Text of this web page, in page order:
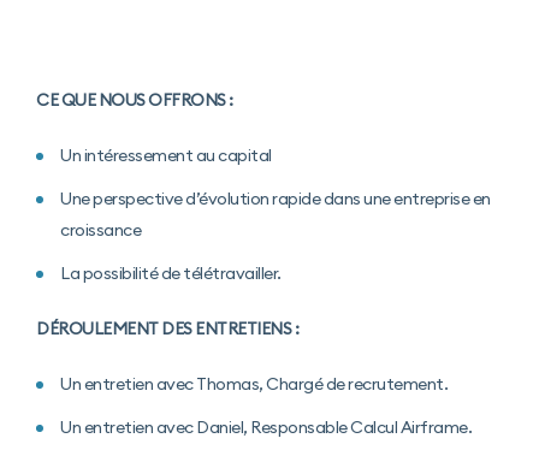
CE QUE NOUS OFFRONS :
Un intéressement au capital
Une perspective d’évolution rapide dans une entreprise en
croissance
La possibilité de télétravailler.
DÉROULEMENT DES ENTRETIENS :
Un entretien avec Thomas, Chargé de recrutement.
Un entretien avec Daniel, Responsable Calcul Airframe.